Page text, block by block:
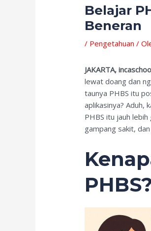
Belajar
Beneran
/ Pengetahuan /
JAKARTA,
lewat doang dan
taunya PHBS itu
aplikasinya? Aduh,
PHBS itu jauh
gampang sakit,